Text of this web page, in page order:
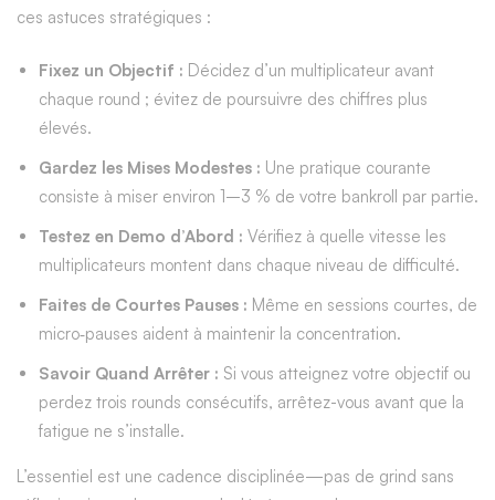
ces astuces stratégiques :
Fixez un Objectif : Décidez d’un multiplicateur avant
chaque round ; évitez de poursuivre des chiffres plus
élevés.
Gardez les Mises Modestes : Une pratique courante
consiste à miser environ 1–3 % de votre bankroll par partie.
Testez en Demo d’Abord : Vérifiez à quelle vitesse les
multiplicateurs montent dans chaque niveau de difficulté.
Faites de Courtes Pauses : Même en sessions courtes, de
micro‑pauses aident à maintenir la concentration.
Savoir Quand Arrêter : Si vous atteignez votre objectif ou
perdez trois rounds consécutifs, arrêtez-vous avant que la
fatigue ne s’installe.
L’essentiel est une cadence disciplinée—pas de grind sans